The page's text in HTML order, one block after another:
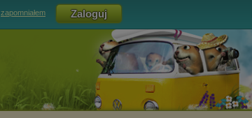
zapomniałem